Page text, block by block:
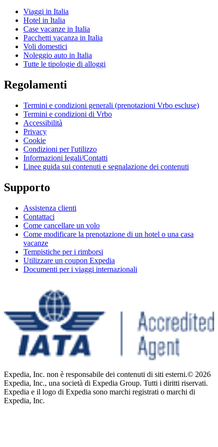
Viaggi in Italia
Hotel in Italia
Case vacanze in Italia
Pacchetti vacanza in Italia
Voli domestici
Noleggio auto in Italia
Tutte le tipologie di alloggi
Regolamenti
Termini e condizioni generali (prenotazioni Vrbo escluse)
Termini e condizioni di Vrbo
Accessibilità
Privacy
Cookie
Condizioni per l'utilizzo
Informazioni legali/Contatti
Linee guida sui contenuti e segnalazione dei contenuti
Supporto
Assistenza clienti
Contattaci
Come cancellare un volo
Come modificare la prenotazione di un hotel o una casa
vacanze
Tempistiche per i rimborsi
Utilizzare un coupon Expedia
Documenti per i viaggi internazionali
Expedia, Inc. non è responsabile dei contenuti di siti esterni.© 2026
Expedia, Inc., una società di Expedia Group. Tutti i diritti riservati.
Expedia e il logo di Expedia sono marchi registrati o marchi di
Expedia, Inc.